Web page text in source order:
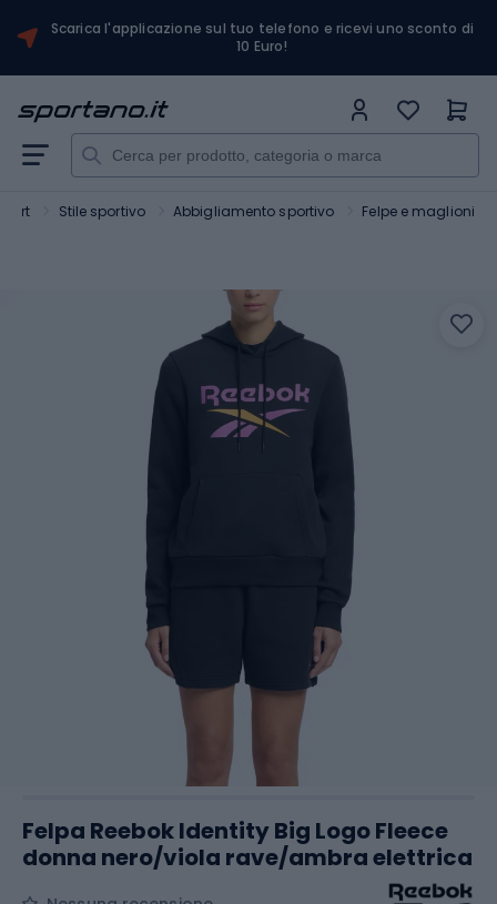
Scarica l'applicazione sul tuo telefono e ricevi uno sconto di
10 Euro!
Stile sportivo Abbigliamento sportivo Felpe e maglioni
Felpa Reebok Identity Big Logo Fleece
donna nero/viola rave/ambra elettrica